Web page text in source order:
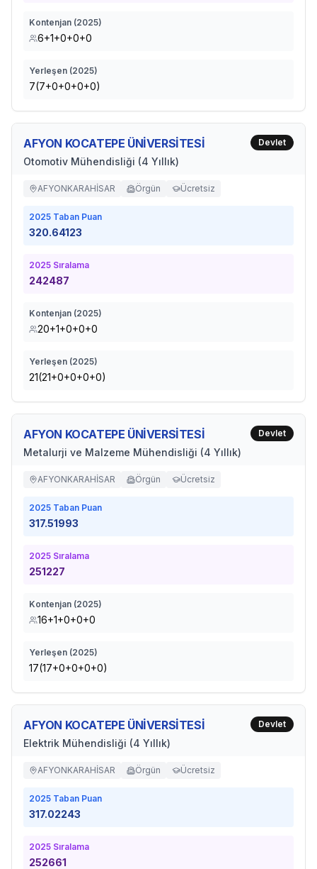
Kontenjan (2025)
6+1+0+0+0
Yerleşen (2025)
7(7+0+0+0+0)
AFYON KOCATEPE ÜNİVERSİTESİ
Otomotiv Mühendisliği (4 Yıllık)
Devlet
AFYONKARAHİSAR Örgün Ücretsiz
2025 Taban Puan
320.64123
2025 Sıralama
242487
Kontenjan (2025)
20+1+0+0+0
Yerleşen (2025)
21(21+0+0+0+0)
AFYON KOCATEPE ÜNİVERSİTESİ
Metalurji ve Malzeme Mühendisliği (4 Yıllık)
Devlet
AFYONKARAHİSAR Örgün Ücretsiz
2025 Taban Puan
317.51993
2025 Sıralama
251227
Kontenjan (2025)
16+1+0+0+0
Yerleşen (2025)
17(17+0+0+0+0)
AFYON KOCATEPE ÜNİVERSİTESİ
Elektrik Mühendisliği (4 Yıllık)
Devlet
AFYONKARAHİSAR Örgün Ücretsiz
2025 Taban Puan
317.02243
2025 Sıralama
252661